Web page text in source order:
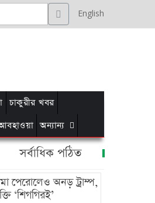
English
চাকুরীর খবর
অন্যান্য
সর্বাধিক পঠিত
পেরোলেও অনড় ট্রাম্প,
‘শিগগিরই’